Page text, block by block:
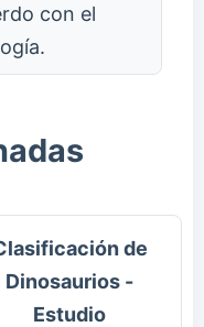
con el
de
Dinosaurios -
Estudio